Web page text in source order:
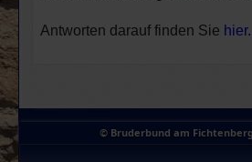
© Bruderbund am Fichtenberg
Antworten darauf finden Sie hier.